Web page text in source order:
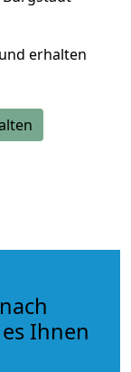
und erhalten
Ihnen